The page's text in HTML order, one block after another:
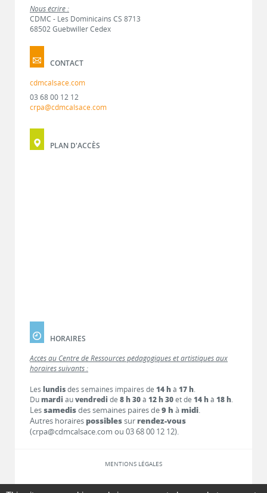
Nous écrire :
CDMC - Les Dominicains CS 8713
68502 Guebwiller Cedex
CONTACT
cdmcalsace.com
03 68 00 12 12
crpa@cdmcalsace.com
PLAN D'ACCÈS
HORAIRES
Accès au Centre de Ressources pédagogiques et artistiques aux
horaires suivants :
Les lundisdes semaines impaires de 14 hà 17 h.
Dumardi auvendredi de 8 h 30à 12 h 30et de 14 hà 18 h.
Lessamedisdes semaines paires de9 h à midi.
Autres horaires possiblessur rendez-vous
(crpa@cdmcalsace.com ou 03 68 00 12 12).
MENTIONS LÉGALES